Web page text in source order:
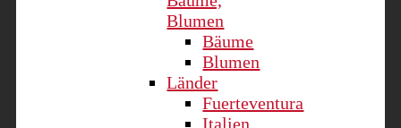
Blumen
Bäume
Blumen
Länder
Fuerteventura
Italien